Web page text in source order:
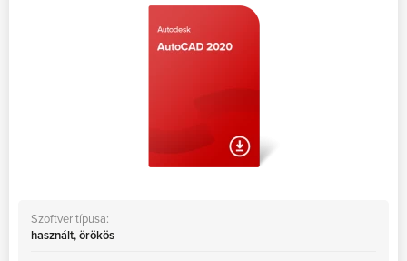
Szoftver típusa:
használt, örökös